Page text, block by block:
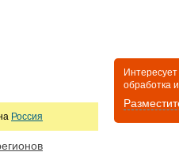
Россия
обработка